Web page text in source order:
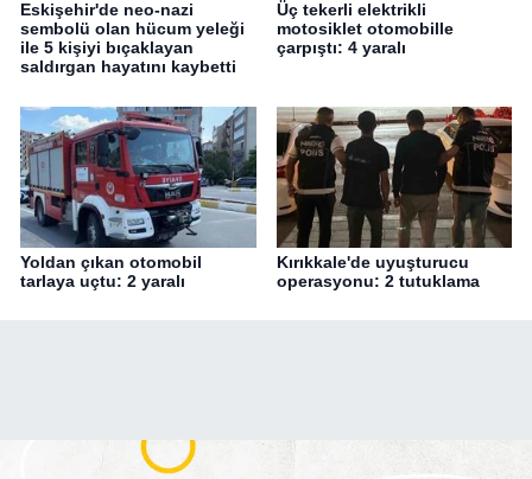
Eskişehir'de neo-nazi
sembolü olan hücum yeleği
ile 5 kişiyi bıçaklayan
saldırgan hayatını kaybetti
Üç tekerli elektrikli
motosiklet otomobille
çarpıştı: 4 yaralı
Yoldan çıkan otomobil
tarlaya uçtu: 2 yaralı
Kırıkkale'de uyuşturucu
operasyonu: 2 tutuklama